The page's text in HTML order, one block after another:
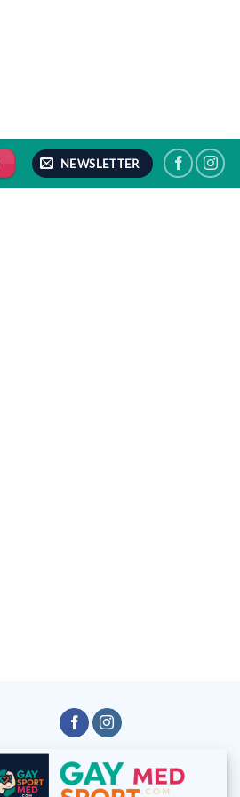
NEWSLETTER